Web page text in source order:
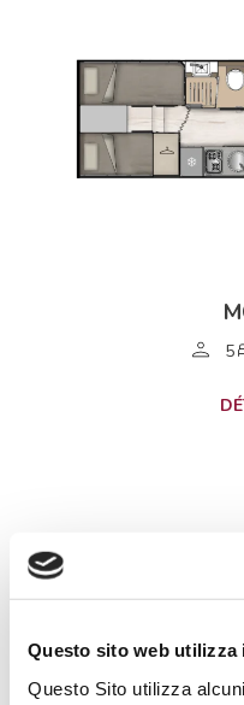
Questo sito web utilizza
Questo Sito utilizza
5